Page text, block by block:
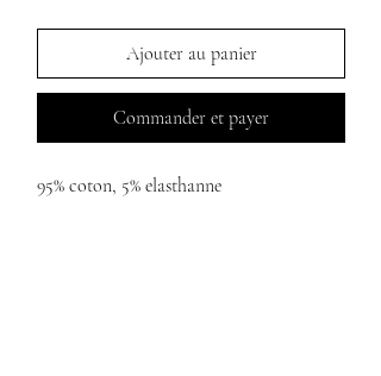
Ajouter au panier
Commander et payer
95% coton, 5% elasthanne